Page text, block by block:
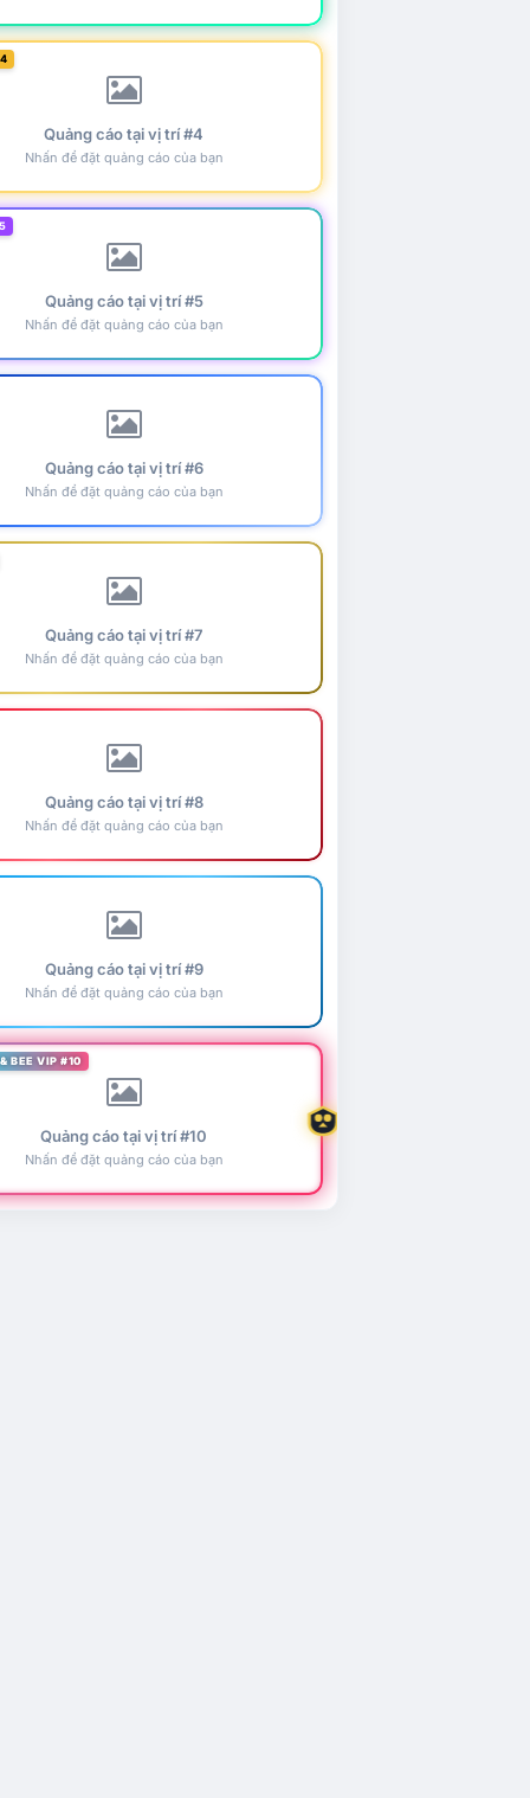
Quảng cáo tại vị trí #4
Nhấn để đặt quảng cáo của bạn
Quảng cáo tại vị trí #5
Nhấn để đặt quảng cáo của bạn
Quảng cáo tại vị trí #6
Nhấn để đặt quảng cáo của bạn
Quảng cáo tại vị trí #7
Nhấn để đặt quảng cáo của bạn
Quảng cáo tại vị trí #8
Nhấn để đặt quảng cáo của bạn
Quảng cáo tại vị trí #9
Nhấn để đặt quảng cáo của bạn
BEE VIP #10
Quảng cáo tại vị trí #10
Nhấn để đặt quảng cáo của bạn